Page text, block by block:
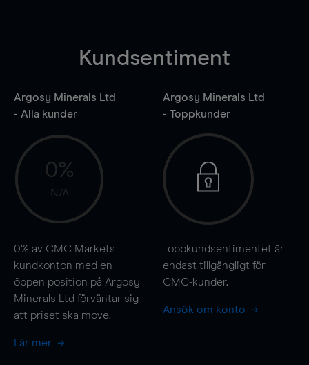
Kundsentiment
Argosy Minerals Ltd
- Alla kunder
0%
N/A
0% av CMC Markets
kundkonton med en
öppen position på Argosy
Minerals Ltd förväntar sig
att priset ska move.
Lär mer
Argosy Minerals Ltd
- Toppkunder
Toppkundsentimentet är
endast tillgängligt för
CMC-kunder.
Ansök om konto